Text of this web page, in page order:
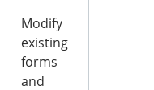
Modify
existing
forms
and